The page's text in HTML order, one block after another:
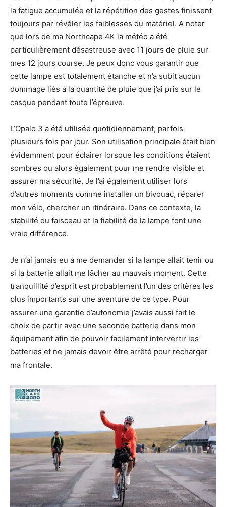
la fatigue accumulée et la répétition des gestes finissent
toujours par révéler les faiblesses du matériel. A noter
que lors de ma Northcape 4K la météo a été
particulièrement désastreuse avec 11 jours de pluie sur
mes 12 jours course. Je peux donc vous garantir que
cette lampe est totalement étanche et n’a subit aucun
dommage liés à la quantité de pluie que j’ai pris sur le
casque pendant toute l’épreuve.
L’Opalo 3 a été utilisée quotidiennement, parfois
plusieurs fois par jour. Son utilisation principale était bien
évidemment pour éclairer lorsque les conditions étaient
sombres ou alors également pour me rendre visible et
assurer ma sécurité. Je l’ai également utiliser lors
d’autres moments comme installer un bivouac, réparer
mon vélo, chercher un itinéraire. Dans ce contexte, la
stabilité du faisceau et la fiabilité de la lampe font une
vraie différence.
Je n’ai jamais eu à me demander si la lampe allait tenir ou
si la batterie allait me lâcher au mauvais moment. Cette
tranquillité d’esprit est probablement l’un des critères les
plus importants sur une aventure de ce type. Pour
assurer une garantie d’autonomie j’avais aussi fait le
choix de partir avec une seconde batterie dans mon
équipement afin de pouvoir facilement intervertir les
batteries et ne jamais devoir être arrêté pour recharger
ma frontale.